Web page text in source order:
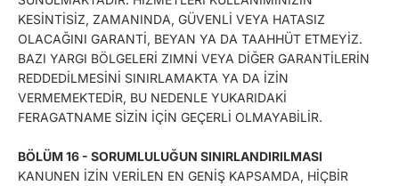
KESİNTİSİZ, ZAMANINDA, GÜVENLİ VEYA HATASIZ
OLACAĞINI GARANTİ, BEYAN YA DA TAAHHÜT ETMEYİZ.
BAZI YARGI BÖLGELERİ ZIMNİ VEYA DİĞER GARANTİLERİN
REDDEDİLMESİNİ SINIRLAMAKTA YA DA İZİN
VERMEMEKTEDİR, BU NEDENLE YUKARIDAKİ
FERAGATNAME SİZİN İÇİN GEÇERLİ OLMAYABİLİR.
BÖLÜM 16 - SORUMLULUĞUN SINIRLANDIRILMASI
KANUNEN İZİN VERİLEN EN GENİŞ KAPSAMDA, HİÇBİR